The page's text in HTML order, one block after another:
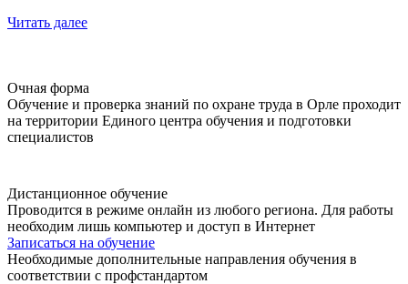
Читать далее
Очная форма
Обучение и проверка знаний по охране труда в Орле проходит
на территории Единого центра обучения и подготовки
специалистов
Дистанционное обучение
Проводится в режиме онлайн из любого региона. Для работы
необходим лишь компьютер и доступ в Интернет
Записаться на обучение
Необходимые дополнительные направления обучения в
соответствии с профстандартом